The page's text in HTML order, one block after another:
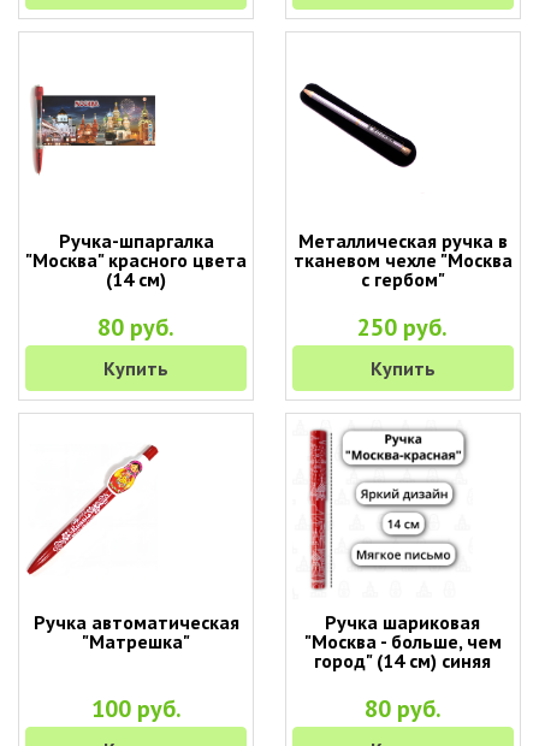
Ручка-шпаргалка
"Москва" красного цвета
(14 см)
80 руб.
Купить
Металлическая ручка в
тканевом чехле "Москва
с гербом"
250 руб.
Купить
Ручка автоматическая
"Матрешка"
100 руб.
Ручка шариковая
"Москва - больше, чем
город" (14 см) синяя
80 руб.